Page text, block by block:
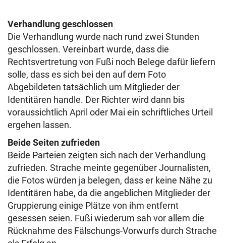
Verhandlung geschlossen
Die Verhandlung wurde nach rund zwei Stunden
geschlossen. Vereinbart wurde, dass die
Rechtsvertretung von Fußi noch Belege dafür liefern
solle, dass es sich bei den auf dem Foto
Abgebildeten tatsächlich um Mitglieder der
Identitären handle. Der Richter wird dann bis
voraussichtlich April oder Mai ein schriftliches Urteil
ergehen lassen.
Beide Seiten zufrieden
Beide Parteien zeigten sich nach der Verhandlung
zufrieden. Strache meinte gegenüber Journalisten,
die Fotos würden ja belegen, dass er keine Nähe zu
Identitären habe, da die angeblichen Mitglieder der
Gruppierung einige Plätze von ihm entfernt
gesessen seien. Fußi wiederum sah vor allem die
Rücknahme des Fälschungs-Vorwurfs durch Strache